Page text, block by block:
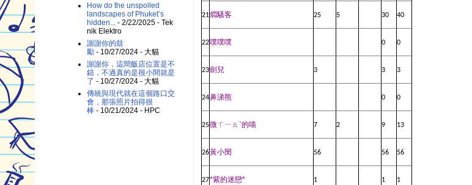
21燜騷客 25 5 30 40
22噗噗噗 0 0
23劍兒 3 3 3
24鼻涕熊 0 0
25微ㄒㄧㄠ ˋ的喵 7 2 9 13
26黃小閔 56 56 56
27*紫的迷戀* 1 1 1
How do the unspoiled
landscapes of Phuket’s
hidden... - 2/22/2025 - Tek
nik Elektro
謝謝你的鼓
勵 - 10/27/2024 - 大貓
謝謝你，這間飯店位置是不
錯，不過真的是很小間就是
了 - 10/27/2024 - 大貓
傳統與現代就在這個路口交
會，那張照片拍得很
棒 - 10/21/2024 - HPC